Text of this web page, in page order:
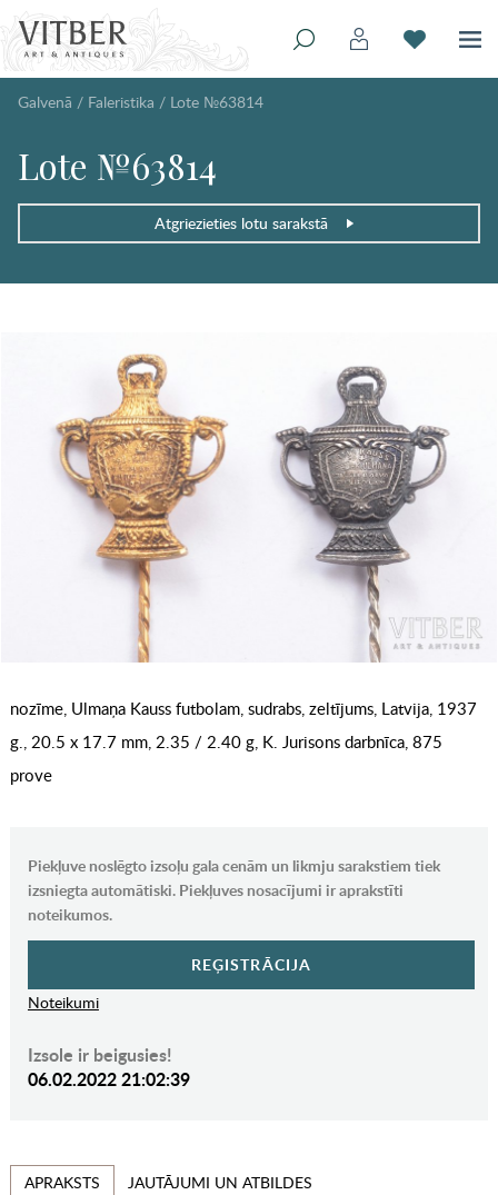
Galvenā / Faleristika / Lote №63814
Lote №63814
Atgriezieties lotu sarakstā
nozīme, Ulmaņa Kauss futbolam, sudrabs, zeltījums, Latvija, 1937
g., 20.5 x 17.7 mm, 2.35 / 2.40 g, K. Jurisons darbnīca, 875
prove
Piekļuve noslēgto izsoļu gala cenām un likmju sarakstiem tiek
izsniegta automātiski. Piekļuves nosacījumi ir aprakstīti
noteikumos.
REĢISTRĀCIJA
Noteikumi
Izsole ir beigusies!
06.02.2022 21:02:39
APRAKSTS JAUTĀJUMI UN ATBILDES